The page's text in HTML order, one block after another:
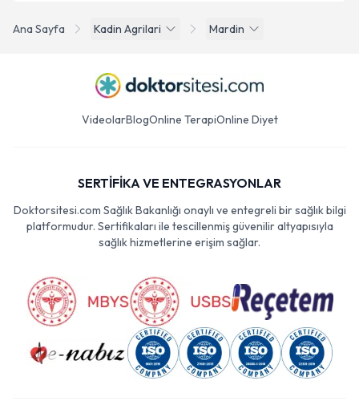
Ana Sayfa Kadin Agrilari Mardin
VideolarBlogOnline TerapiOnline Diyet
SERTİFİKA VE ENTEGRASYONLAR
Doktorsitesi.com Sağlık Bakanlığı onaylı ve entegreli bir sağlık bilgi
platformudur. Sertifikaları ile tescillenmiş güvenilir altyapısıyla
sağlık hizmetlerine erişim sağlar.